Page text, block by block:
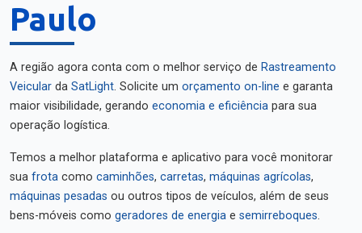
Paulo
A região agora conta com o melhor serviço de Rastreamento
Veicular da SatLight. Solicite um orçamento on-line e garanta
maior visibilidade, gerando economia e eficiência para sua
operação logística.
Temos a melhor plataforma e aplicativo para você monitorar
sua frota como caminhões, carretas, máquinas agrícolas,
máquinas pesadas ou outros tipos de veículos, além de seus
bens-móveis como geradores de energia e semirreboques.